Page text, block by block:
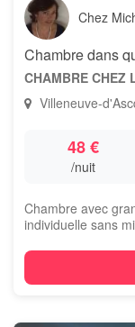
Chez
Chambre dans
CHAMBRE CHEZ
Villeneuve-
48 €
/nuit
Chambre avec
individuelle sans